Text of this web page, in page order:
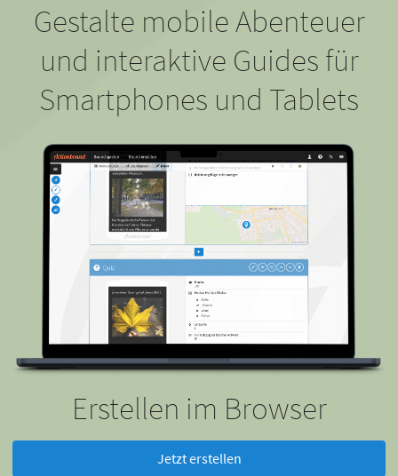
Gestalte mobile Abenteuer
und interaktive Guides für
Smartphones und Tablets
Erstellen im Browser
Jetzt erstellen